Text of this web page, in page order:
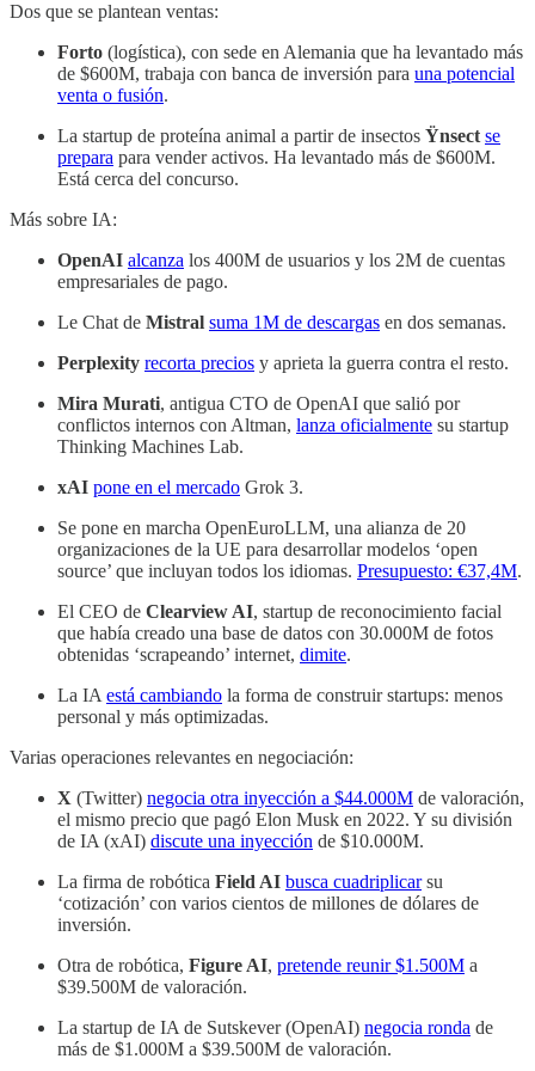
Dos que se plantean ventas:
Forto (logística), con sede en Alemania que ha levantado más
de $600M, trabaja con banca de inversión para una potencial
venta o fusión.
La startup de proteína animal a partir de insectos Ÿnsect se
prepara para vender activos. Ha levantado más de $600M.
Está cerca del concurso.
Más sobre IA:
OpenAI alcanza los 400M de usuarios y los 2M de cuentas
empresariales de pago.
Le Chat de Mistral suma 1M de descargas en dos semanas.
Perplexity recorta precios y aprieta la guerra contra el resto.
Mira Murati, antigua CTO de OpenAI que salió por
conflictos internos con Altman, lanza oficialmente su startup
Thinking Machines Lab.
xAI pone en el mercado Grok 3.
Se pone en marcha OpenEuroLLM, una alianza de 20
organizaciones de la UE para desarrollar modelos ‘open
source’ que incluyan todos los idiomas. Presupuesto: €37,4M.
El CEO de Clearview AI, startup de reconocimiento facial
que había creado una base de datos con 30.000M de fotos
obtenidas ‘scrapeando’ internet, dimite.
La IA está cambiando la forma de construir startups: menos
personal y más optimizadas.
Varias operaciones relevantes en negociación:
X (Twitter) negocia otra inyección a $44.000M de valoración,
el mismo precio que pagó Elon Musk en 2022. Y su división
de IA (xAI) discute una inyección de $10.000M.
La firma de robótica Field AI busca cuadriplicarsu
‘cotización’ con varios cientos de millones de dólares de
inversión.
Otra de robótica, Figure AI, pretende reunir $1.500M a
$39.500M de valoración.
La startup de IA de Sutskever (OpenAI) negocia ronda de
más de $1.000M a $39.500M de valoración.